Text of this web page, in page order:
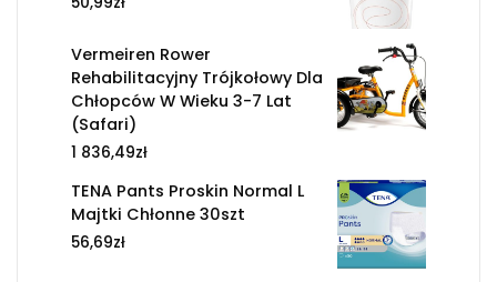
Vermeiren Rower
Rehabilitacyjny Trójkołowy Dla
Chłopców W Wieku 3-7 Lat
(Safari)
1 836,49zł
TENA Pants Proskin Normal L
Majtki Chłonne 30szt
56,69zł